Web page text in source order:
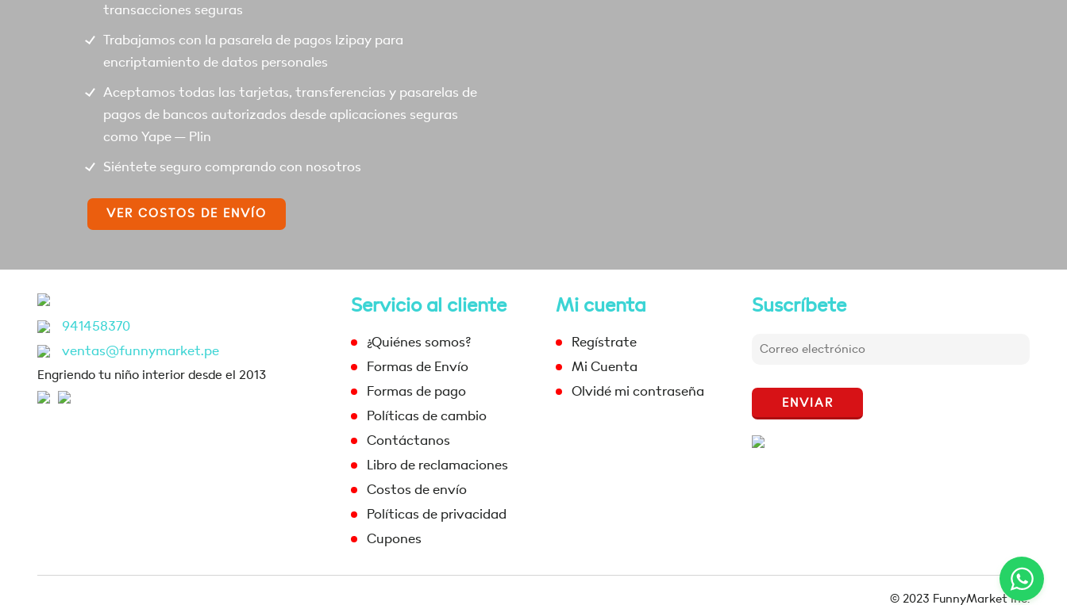
transacciones seguras
Trabajamos con la pasarela de pagos Izipay para
encriptamiento de datos personales
Aceptamos todas las tarjetas, transferencias y pasarelas de
pagos de bancos autorizados desde aplicaciones seguras
como Yape – Plin
Siéntete seguro comprando con nosotros
VER COSTOS DE ENVÍO
941458370
ventas@funnymarket.pe
Engriendo tu niño interior desde el 2013
Servicio al cliente
¿Quiénes somos?
Formas de Envío
Formas de pago
Políticas de cambio
Contáctanos
Libro de reclamaciones
Costos de envío
Políticas de privacidad
Cupones
Mi cuenta
Regístrate
Mi Cuenta
Olvidé mi contraseña
Suscríbete
ENVIAR
© 2023 FunnyMarket Inc.